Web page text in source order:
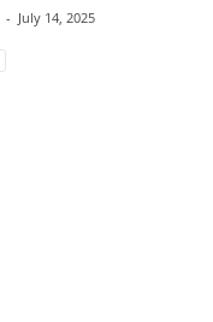
- July 14, 2025